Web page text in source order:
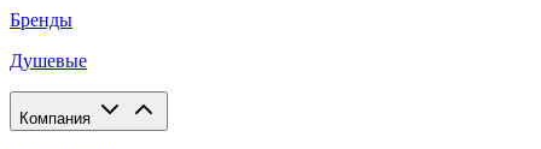
Бренды
Душевые
Компания